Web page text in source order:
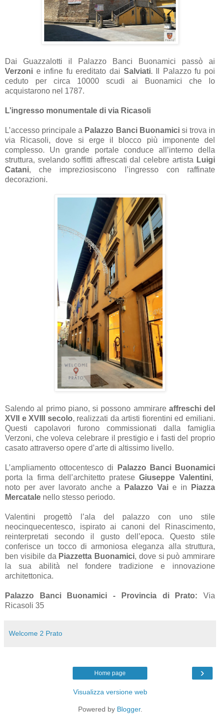
Dai Guazzalotti il Palazzo Banci Buonamici passò ai
Verzoni e infine fu ereditato dai Salviati. Il Palazzo fu poi
ceduto per circa 10000 scudi ai Buonamici che lo
acquistarono nel 1787.
L’ingresso monumentale di via Ricasoli
L’accesso principale a Palazzo Banci Buonamicisi trova in
via Ricasoli, dove si erge il blocco più imponente del
complesso. Un grande portale conduce all’interno della
struttura, svelando soffitti affrescati dal celebre artista Luigi
Catani, che impreziosiscono l’ingresso con raffinate
decorazioni.
Salendo al primo piano, si possono ammirare affreschi del
XVII e XVIII secolo, realizzati da artisti fiorentini ed emiliani.
Questi capolavori furono commissionati dalla famiglia
Verzoni, che voleva celebrare il prestigio e i fasti del proprio
casato attraverso opere d’arte di altissimo livello.
L’ampliamento ottocentesco di
Palazzo Banci Buonamici
porta la firma dell’architetto prateseGiuseppe Valentini,
noto per aver lavorato anche a
Palazzo Vai e in
Piazza
Mercatale nello stesso periodo.
Valentini progettò l’ala del palazzo con uno stile
neocinquecentesco, ispirato ai canoni del Rinascimento,
reinterpretati secondo il gusto dell’epoca. Questo stile
conferisce un tocco di armoniosa eleganza alla struttura,
ben visibile da Piazzetta Buonamici, dove si può ammirare
la sua abilità nel fondere tradizione e innovazione
architettonica.
Palazzo Banci Buonamici - Provincia di Prato: Via
Ricasoli 35
Welcome 2 Prato
›
Home page
Visualizza versione web
Powered by Blogger.